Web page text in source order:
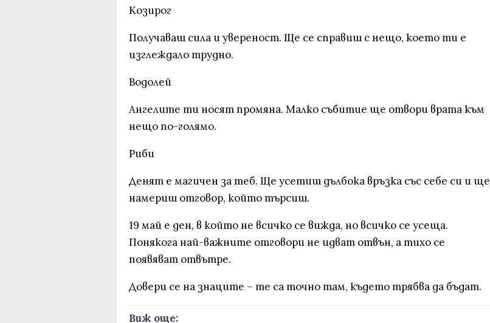
Козирог
Получаваш сила и увереност. Ще се справиш с нещо, което ти е
изглеждало трудно.
Водолей
Ангелите ти носят промяна. Малко събитие ще отвори врата към
нещо по-голямо.
Риби
Денят е магичен за теб. Ще усетиш дълбока връзка със себе си и ще
намериш отговор, който търсиш.
19 май е ден, в който не всичко се вижда, но всичко се усеща.
Понякога най-важните отговори не идват отвън, а тихо се
появяват отвътре.
Довери се на знаците – те са точно там, където трябва да бъдат.
Виж още: